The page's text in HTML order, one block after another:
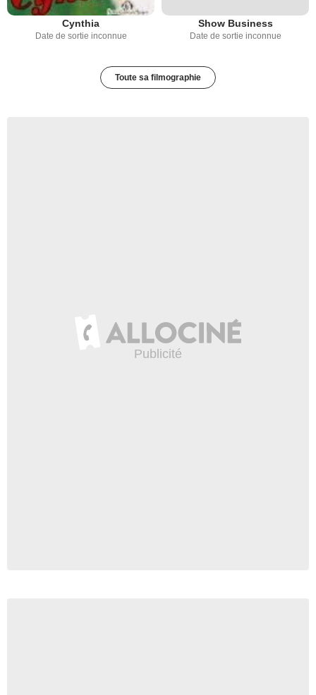
Cynthia
Date de sortie inconnue
Show Business
Date de sortie inconnue
Toute sa filmographie